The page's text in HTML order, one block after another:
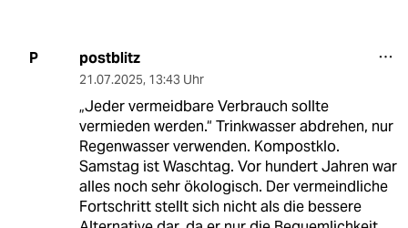
P postblitz
21.07.2025, 13:43 Uhr
„Jeder vermeidbare Verbrauch sollte
vermieden werden.“ Trinkwasser abdrehen, nur
Regenwasser verwenden. Kompostklo.
Samstag ist Waschtag. Vor hundert Jahren war
alles noch sehr ökologisch. Der vermeindliche
Fortschritt stellt sich nicht als die bessere